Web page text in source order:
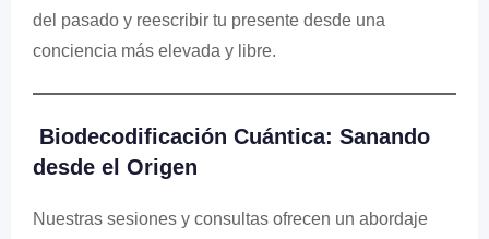
del pasado y reescribir tu presente desde una
conciencia más elevada y libre.
Biodecodificación Cuántica: Sanando
desde el Origen
Nuestras sesiones y consultas ofrecen un abordaje